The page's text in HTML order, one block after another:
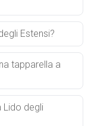
Estensi?
tapparella a
Lido degli